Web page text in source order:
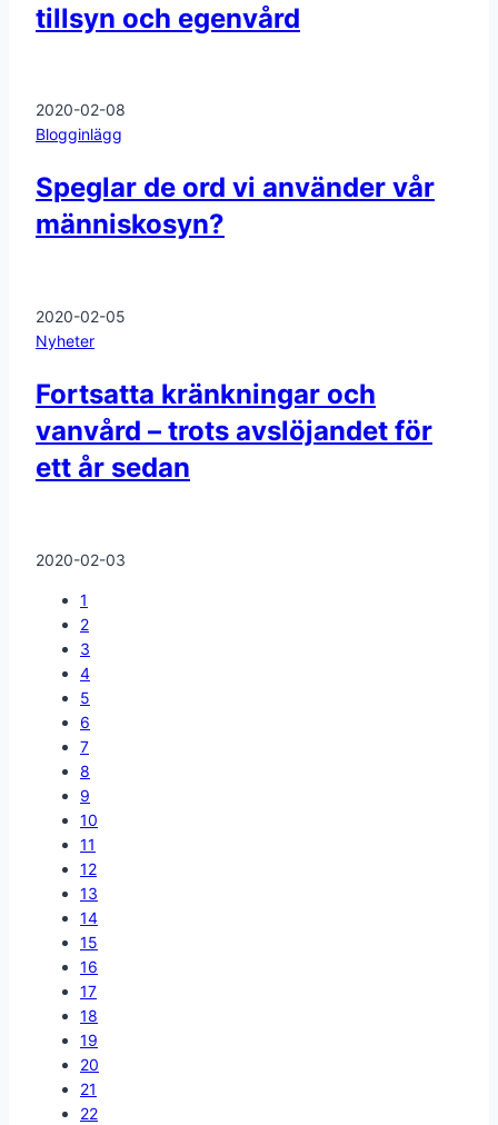
tillsyn och egenvård
2020-02-08
Blogginlägg
Speglar de ord vi använder vår
människosyn?
2020-02-05
Nyheter
Fortsatta kränkningar och
vanvård – trots avslöjandet för
ett år sedan
2020-02-03
1
2
3
4
5
6
7
8
9
10
11
12
13
14
15
16
17
18
19
20
21
22